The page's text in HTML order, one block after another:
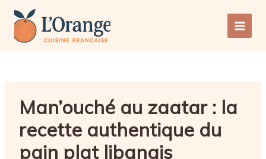
contenu
Main
Man’ouché au zaatar : la
recette authentique du
pain plat libanais